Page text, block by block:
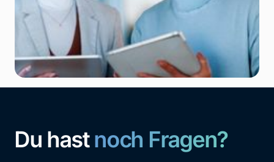
Du hastnoch Fragen?